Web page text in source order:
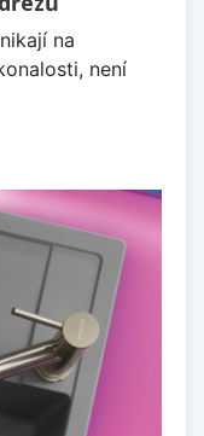
na
není